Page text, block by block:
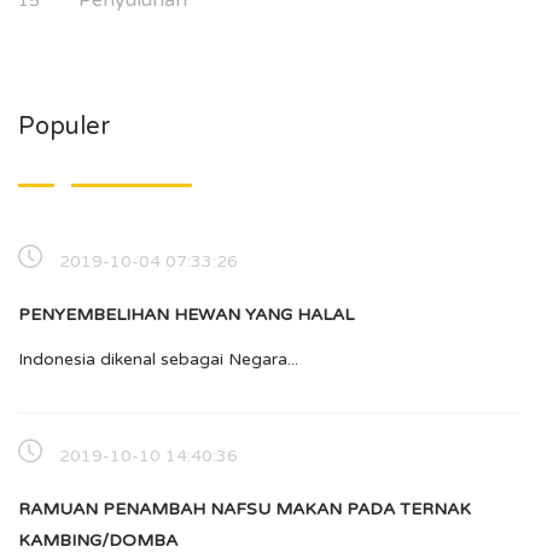
Populer
2019-10-04 07:33:26
PENYEMBELIHAN HEWAN YANG HALAL
Indonesia dikenal sebagai Negara...
2019-10-10 14:40:36
RAMUAN PENAMBAH NAFSU MAKAN PADA TERNAK
KAMBING/DOMBA